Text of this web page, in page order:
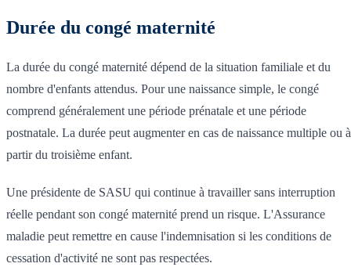
Durée du congé maternité
La durée du congé maternité dépend de la situation familiale et du
nombre d'enfants attendus. Pour une naissance simple, le congé
comprend généralement une période prénatale et une période
postnatale. La durée peut augmenter en cas de naissance multiple ou à
partir du troisième enfant.
Une présidente de SASU qui continue à travailler sans interruption
réelle pendant son congé maternité prend un risque. L'Assurance
maladie peut remettre en cause l'indemnisation si les conditions de
cessation d'activité ne sont pas respectées.